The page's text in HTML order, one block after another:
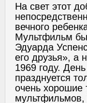
На свет этот
вечного
Мультфильм
Эдуарда
его друзья», а
1969 году.
празднуется
очень хорошие
мультфильмов,